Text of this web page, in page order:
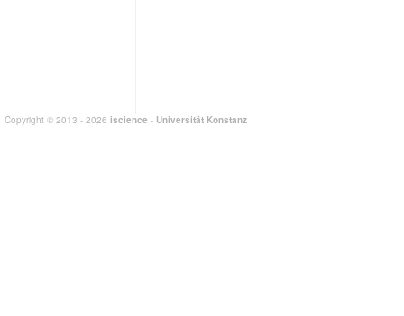
Copyright © 2013 - 2026 iscience - Universität Konstanz